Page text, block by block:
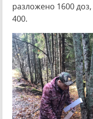
разложено 1600
400.